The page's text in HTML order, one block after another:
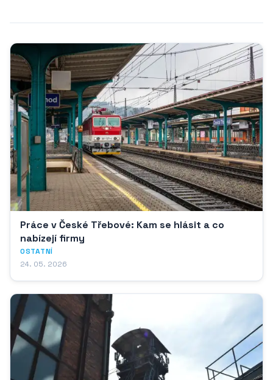
Práce v České Třebové: Kam se hlásit a co
nabízejí firmy
OSTATNÍ
24. 05. 2026